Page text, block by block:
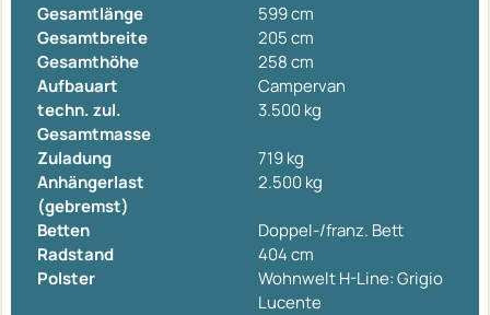
Gesamtlänge
599 cm
Gesamtbreite
205 cm
Gesamthöhe
258 cm
Aufbauart
Campervan
techn. zul.
Gesamtmasse
3.500 kg
Zuladung
719 kg
Anhängerlast
(gebremst)
2.500 kg
Betten
Doppel-/franz. Bett
Radstand
404 cm
Polster
Wohnwelt H-Line: Grigio
Lucente